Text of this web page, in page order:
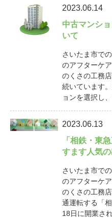
2023.06.14
中古マンシ
いて
さいたま市で
のアフターケ
のくさの工務
続いています
ョンを選択し
2023.06.13
「相鉄・東
すます人気の
さいたま市で
のアフターケ
のくさの工務
通運転する「
18日に開業さ